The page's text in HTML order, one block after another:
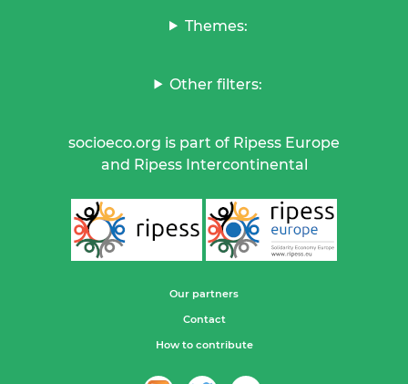
Themes:
Other filters:
socioeco.org is part of Ripess Europe
and Ripess Intercontinental
Our partners
Contact
How to contribute